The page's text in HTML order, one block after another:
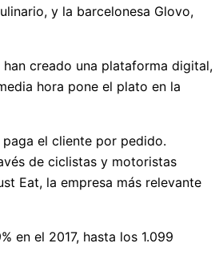
y la barcelonesa Glovo,
creado una plataforma digital,
hora pone el plato en la
el cliente por pedido.
de ciclistas y motoristas
Eat, la empresa más relevante
en el 2017, hasta los 1.099